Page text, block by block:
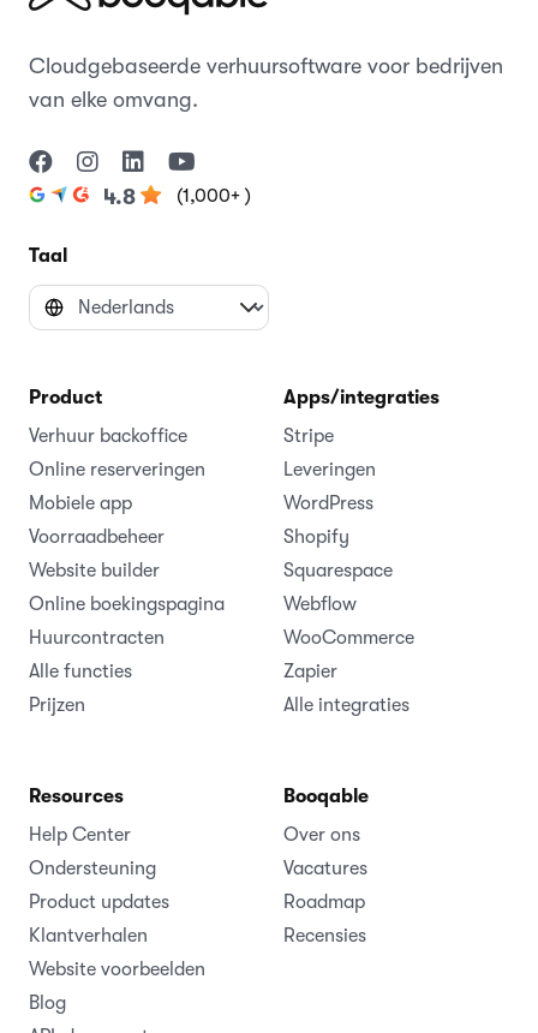
Cloudgebaseerde verhuursoftware voor bedrijven
van elke omvang.
4.8 (1,000+ )
Taal
Product
Verhuur backoffice
Online reserveringen
Mobiele app
Voorraadbeheer
Website builder
Online boekingspagina
Huurcontracten
Alle functies
Prijzen
Apps/integraties
Stripe
Leveringen
WordPress
Shopify
Squarespace
Webflow
WooCommerce
Zapier
Alle integraties
Resources
Help Center
Ondersteuning
Product updates
Klantverhalen
Website voorbeelden
Blog
Booqable
Over ons
Vacatures
Roadmap
Recensies